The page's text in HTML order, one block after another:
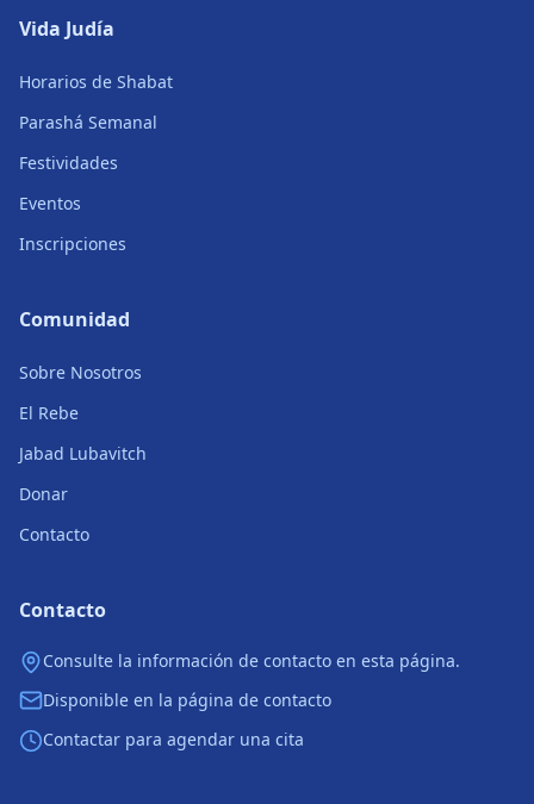
Vida Judía
Horarios de Shabat
Parashá Semanal
Festividades
Eventos
Inscripciones
Comunidad
Sobre Nosotros
El Rebe
Jabad Lubavitch
Donar
Contacto
Contacto
Consulte la información de contacto en esta página.
Disponible en la página de contacto
Contactar para agendar una cita